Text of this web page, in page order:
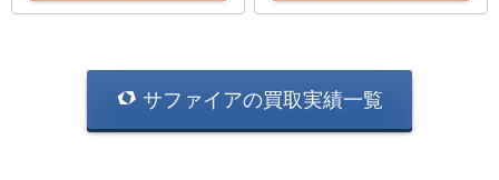
サファイアの買取実績一覧